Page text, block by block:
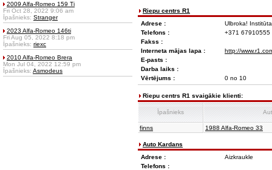
2009 Alfa-Romeo 159 Ti
Fri Oct 28, 2022 9:06 am
Īpašnieks: Stranger
2023 Alfa-Romeo 146ti
Fri Aug 05, 2022 8:18 pm
Īpašnieks: riexc
2010 Alfa-Romeo Brera
Mon Jul 04, 2022 12:59 pm
Īpašnieks: Asmodeus
Riepu centrs R1
Adrese :
Ulbroka!
Telefons :
+371 67910555
Fakss :
Interneta mājas lapa :
http://
E-pasts :
Darba laiks :
Vērtējums :
0 no 10
Riepu centrs R1 svaigākie klienti:
Īpašnieks
finns 1988 Alfa-Romeo 33
Auto Kardans
Adrese :
Aizkraukle
Telefons :